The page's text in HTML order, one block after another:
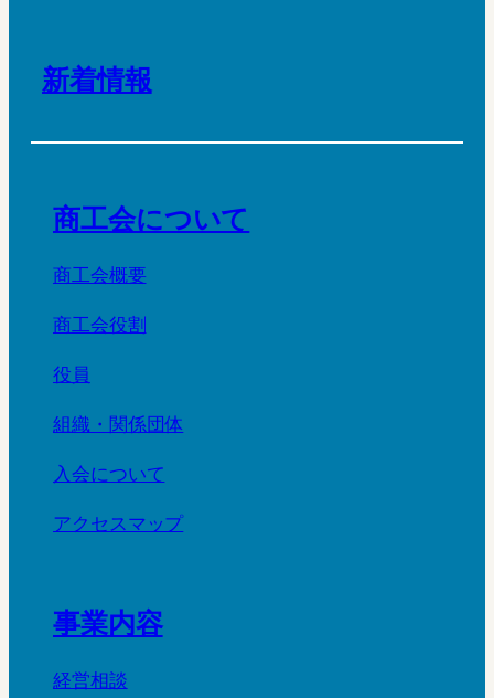
新着情報
商工会について
商工会概要
商工会役割
役員
組織・関係団体
入会について
アクセスマップ
事業内容
経営相談